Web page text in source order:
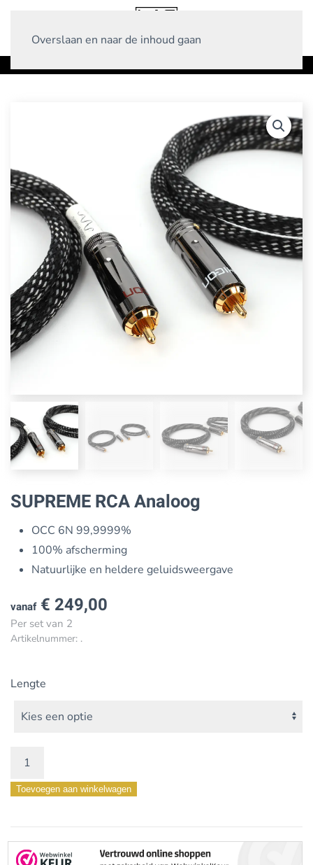
Overslaan en naar de inhoud gaan
SUPREME RCA Analoog
OCC 6N 99,9999%
100% afscherming
Natuurlijke en heldere geluidsweergave
vanaf € 249,00
Per set van 2
Artikelnummer: .
Lengte
SUPREME
Analoog
Toevoegen aan winkelwagen